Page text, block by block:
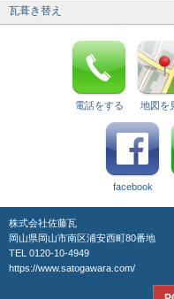
瓦葺き替え
電話をする 地図を
facebook
株式会社佐藤瓦
岡山県岡山市南区浦安西町80番地
TEL 0120-10-4949
https://www.satogawara.com/